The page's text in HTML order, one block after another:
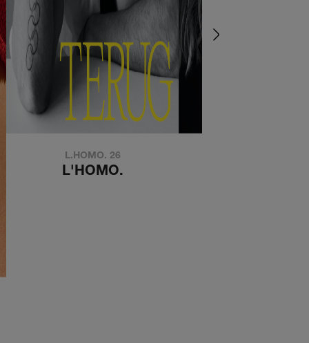
L.HOMO. 26
L'HOMO.